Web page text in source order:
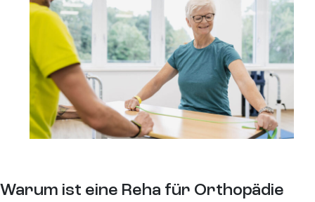
Warum ist eine Reha für Orthopädie